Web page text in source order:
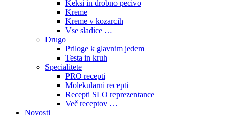
Keksi in drobno pecivo
Kreme
Kreme v kozarcih
Vse sladice …
Drugo
Priloge k glavnim jedem
Testa in kruh
Specialitete
PRO recepti
Molekularni recepti
Recepti SLO reprezentance
Več receptov …
Novosti